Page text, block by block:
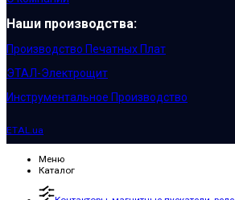
Наши производства:
Производство Печатных Плат
ЭТАЛ-Электрощит
Инструментальное Производство
ETAL.ua
Меню
Каталог